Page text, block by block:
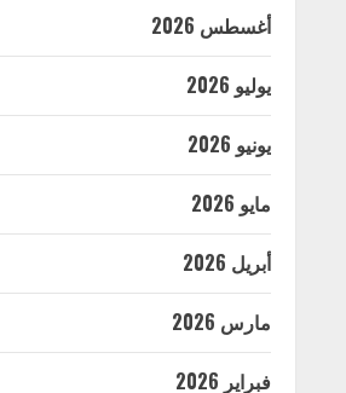
أغسطس 2026
يوليو 2026
يونيو 2026
مايو 2026
أبريل 2026
مارس 2026
فبراير 2026